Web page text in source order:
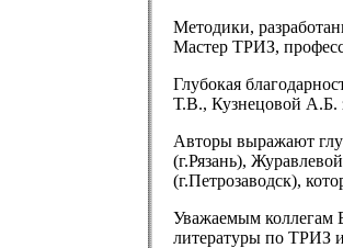
Методики,
Мастер ТРИЗ,
Глубокая
Т.В., Кузнецовой А.Б.
Авторы выражают
(г.Рязань),
(г.Петрозаводск),
Уважаемым коллегам
литературы по ТРИЗ и